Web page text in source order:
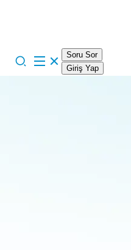
Soru Sor
Giriş Yap